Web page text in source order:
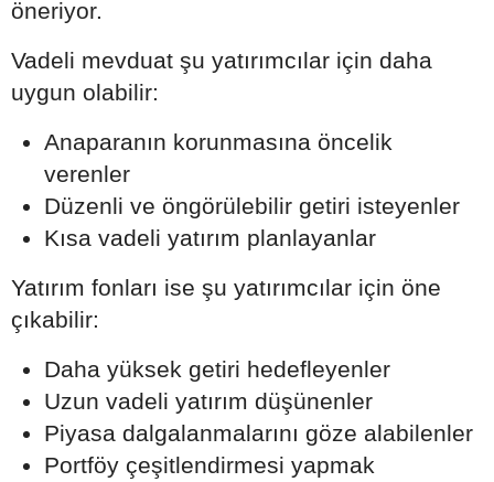
öneriyor.
Vadeli mevduat şu yatırımcılar için daha
uygun olabilir:
Anaparanın korunmasına öncelik
verenler
Düzenli ve öngörülebilir getiri isteyenler
Kısa vadeli yatırım planlayanlar
Yatırım fonları ise şu yatırımcılar için öne
çıkabilir:
Daha yüksek getiri hedefleyenler
Uzun vadeli yatırım düşünenler
Piyasa dalgalanmalarını göze alabilenler
Portföy çeşitlendirmesi yapmak